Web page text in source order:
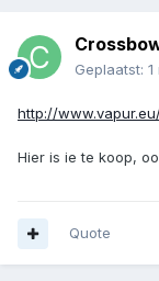
Geplaatst: 1
http://
Hier is ie te koop,
Quote